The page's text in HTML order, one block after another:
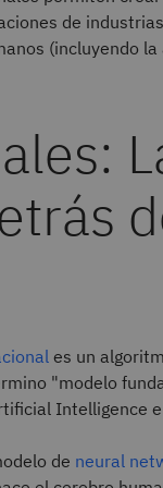
de
(incluyendo
es un
"modelo
Intelligence
de neural